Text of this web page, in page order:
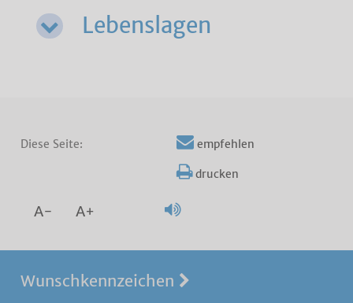
Lebenslagen
Diese Seite: empfehlen
drucken
A- A+
Wunschkennzeichen